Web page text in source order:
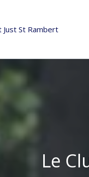
Just St Rambert
Le